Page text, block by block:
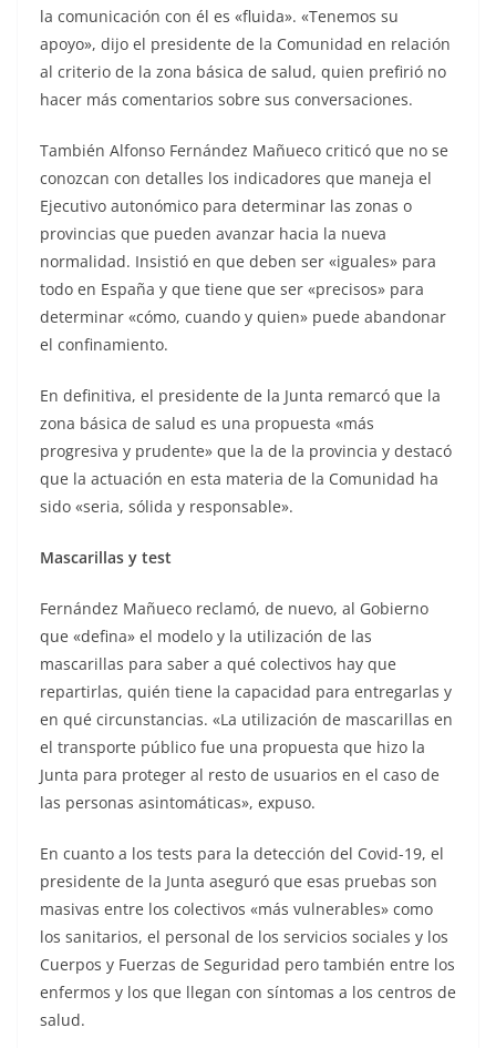
la comunicación con él es «fluida». «Tenemos su
apoyo», dijo el presidente de la Comunidad en relación
al criterio de la zona básica de salud, quien prefirió no
hacer más comentarios sobre sus conversaciones.
También Alfonso Fernández Mañueco criticó que no se
conozcan con detalles los indicadores que maneja el
Ejecutivo autonómico para determinar las zonas o
provincias que pueden avanzar hacia la nueva
normalidad. Insistió en que deben ser «iguales» para
todo en España y que tiene que ser «precisos» para
determinar «cómo, cuando y quien» puede abandonar
el confinamiento.
En definitiva, el presidente de la Junta remarcó que la
zona básica de salud es una propuesta «más
progresiva y prudente» que la de la provincia y destacó
que la actuación en esta materia de la Comunidad ha
sido «seria, sólida y responsable».
Mascarillas y test
Fernández Mañueco reclamó, de nuevo, al Gobierno
que «defina» el modelo y la utilización de las
mascarillas para saber a qué colectivos hay que
repartirlas, quién tiene la capacidad para entregarlas y
en qué circunstancias. «La utilización de mascarillas en
el transporte público fue una propuesta que hizo la
Junta para proteger al resto de usuarios en el caso de
las personas asintomáticas», expuso.
En cuanto a los tests para la detección del Covid-19, el
presidente de la Junta aseguró que esas pruebas son
masivas entre los colectivos «más vulnerables» como
los sanitarios, el personal de los servicios sociales y los
Cuerpos y Fuerzas de Seguridad pero también entre los
enfermos y los que llegan con síntomas a los centros de
salud.